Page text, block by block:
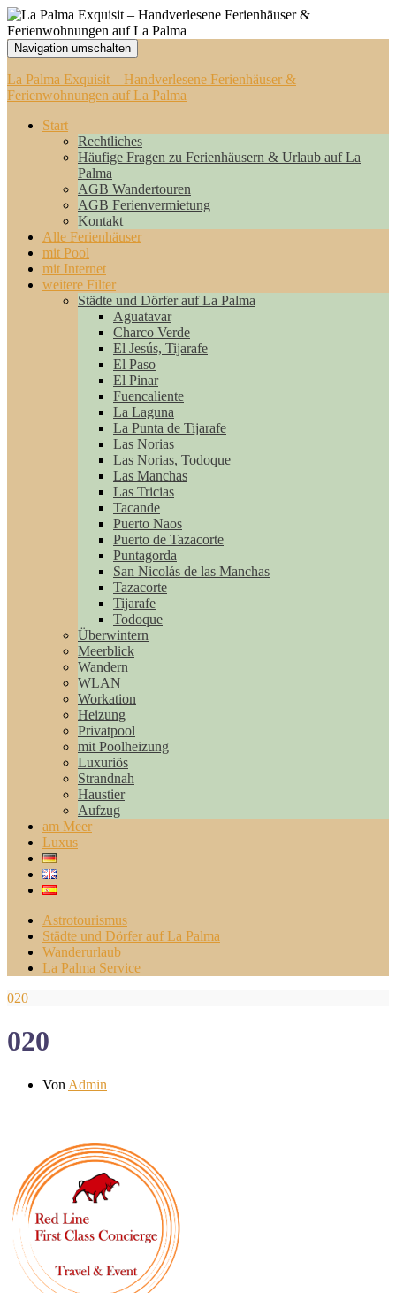
Navigation umschalten
La Palma Exquisit – Handverlesene Ferienhäuser &
Ferienwohnungen auf La Palma
Start
Rechtliches
Häufige Fragen zu Ferienhäusern & Urlaub auf La
Palma
AGB Wandertouren
AGB Ferienvermietung
Kontakt
Alle Ferienhäuser
mit Pool
mit Internet
weitere Filter
Städte und Dörfer auf La Palma
Aguatavar
Charco Verde
El Jesús, Tijarafe
El Paso
El Pinar
Fuencaliente
La Laguna
La Punta de Tijarafe
Las Norias
Las Norias, Todoque
Las Manchas
Las Tricias
Tacande
Puerto Naos
Puerto de Tazacorte
Puntagorda
San Nicolás de las Manchas
Tazacorte
Tijarafe
Todoque
Überwintern
Meerblick
Wandern
WLAN
Workation
Heizung
Privatpool
mit Poolheizung
Luxuriös
Strandnah
Haustier
Aufzug
am Meer
Luxus
Astrotourismus
Städte und Dörfer auf La Palma
Wanderurlaub
La Palma Service
020
020
Von Admin